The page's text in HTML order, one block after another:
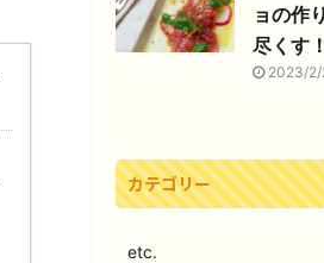
ョの作
尽くす！
2023/2/
カテゴリー
etc.